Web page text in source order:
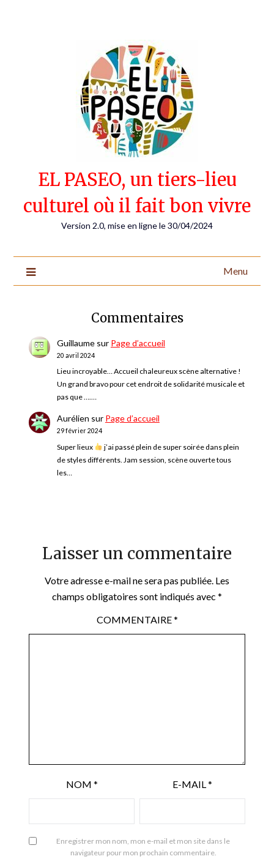
EL PASEO, un tiers-lieu
culturel où il fait bon vivre
Version 2.0, mise en ligne le 30/04/2024
Menu
Commentaires
Guillaumesur Page d’accueil
20 avril 2024
Lieu incroyable… Accueil chaleureux scène alternative !
Un grand bravo pour cet endroit de solidarité musicale et
pas que ….…
Aurélien sur Page d’accueil
29 février 2024
Super lieux
j’ai passé plein de super soirée dans plein
de styles différents. Jam session, scène ouverte tous
les…
Laisser un commentaire
Votre adresse e-mail ne sera pas publiée. Les
champs obligatoires sont indiqués avec *
COMMENTAIRE*
NOM * E-MAIL*
Enregistrer mon nom, mon e-mail et mon site dans le
navigateur pour mon prochain commentaire.